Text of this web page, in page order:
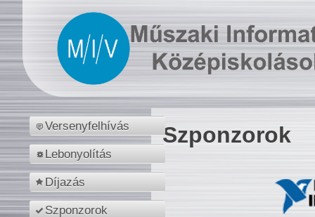
Versenyfelhívás
Lebonyolítás
Díjazás
Szponzorok
Szponzorok